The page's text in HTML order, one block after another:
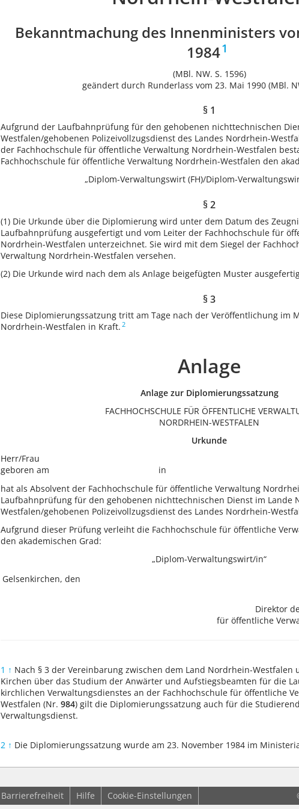
Bekanntmachung des Innenministers
19841
(MBl. NW. S. 1596)
geändert durch Runderlass vom 23. Mai 1990 (MBl.
§ 1
Aufgrund der Laufbahnprüfung für den gehobenen nichttechnischen
Westfalen/gehobenen Polizeivollzugsdienst des Landes Nordrhein-
der Fachhochschule für öffentliche Verwaltung Nordrhein-Westfalen
Fachhochschule für öffentliche Verwaltung Nordrhein-Westfalen den
„Diplom-Verwaltungswirt (FH)/Diplom-
§ 2
(1) Die Urkunde über die Diplomierung wird unter dem Datum des
Laufbahnprüfung ausgefertigt und vom Leiter der Fachhochschule für
Nordrhein-Westfalen unterzeichnet. Sie wird mit dem Siegel der
Verwaltung Nordrhein-Westfalen versehen.
(2) Die Urkunde wird nach dem als Anlage beigefügten Muster
§ 3
Diese Diplomierungssatzung tritt am Tage nach der Veröffentlichung im
Nordrhein-Westfalen in Kraft. 2
Anlage
Anlage zur Diplomierungssatzung
FACHHOCHSCHULE FÜR ÖFFENTLICHE
NORDRHEIN-WESTFALEN
Urkunde
Herr/Frau
geboren am
in
hat als Absolvent der Fachhochschule für öffentliche Verwaltung
Laufbahnprüfung für den gehobenen nichttechnischen Dienst im Lande
Westfalen/gehobenen Polizeivollzugsdienst des Landes Nordrhein-
Aufgrund dieser Prüfung verleiht die Fachhochschule für öffentliche
den akademischen Grad:
„Diplom-Verwaltungswirt/in“
Gelsenkirchen, den
Direktor
für öffentliche
1 ↑ Nach § 3 der Vereinbarung zwischen dem Land Nordrhein-Westfalen
Kirchen über das Studium der Anwärter und Aufstiegsbeamten für die
kirchlichen Verwaltungsdienstes an der Fachhochschule für öffentliche
Westfalen (Nr.984) gilt die Diplomierungssatzung auch für die
Verwaltungsdienst.
2 ↑ Die Diplomierungssatzung wurde am 23. November 1984 im
Barrierefreiheit Hilfe Cookie-Einstellungen